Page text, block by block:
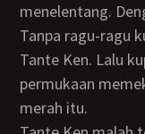
menelentang.
Tanpa ragu-ragu kudekatkan penisku ke memek
Tante Ken. Lalu
permukaan
merah itu.